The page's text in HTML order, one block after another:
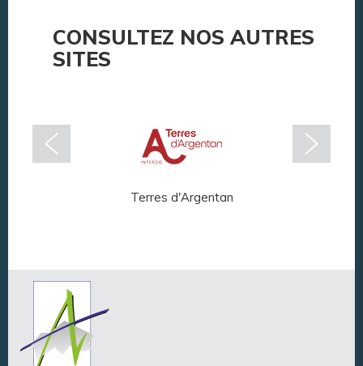
CONSULTEZ NOS AUTRES
SITES
Terres d'Argentan